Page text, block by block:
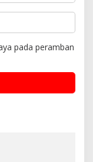
pada peramban